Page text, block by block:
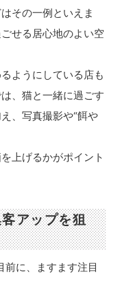
その一例といえま
せる居心地のよい空
ようにしている店も
、猫と一緒に過ごす
、写真撮影や“餌や
上げるかがポイント
アップを狙
に、ますます注目